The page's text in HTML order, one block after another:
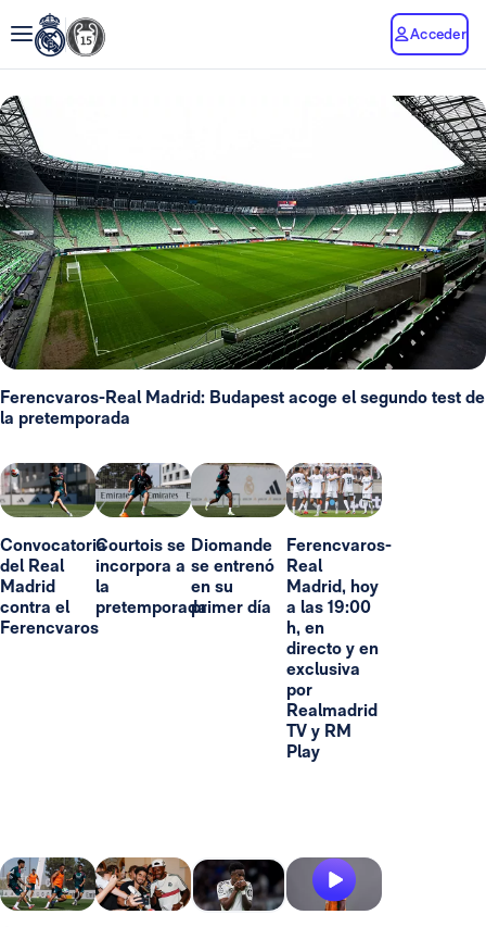
Acceder
Ferencvaros-Real Madrid: Budapest acoge el segundo test de
la pretemporada
Convocatoria
del Real
Madrid
contra el
Ferencvaros
Courtois se
incorpora a
la
pretemporada
Diomande
se entrenó
en su
primer día
Ferencvaros-
Real
Madrid, hoy
a las 19:00
h, en
directo y en
exclusiva
por
Realmadrid
TV y RM
Play